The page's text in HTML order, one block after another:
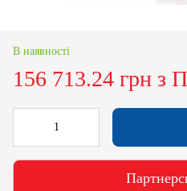
В наявності
156 713.24 грн з